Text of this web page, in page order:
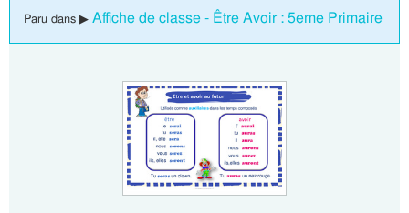
Paru dans ▶ Affiche de classe - Être Avoir : 5eme Primaire